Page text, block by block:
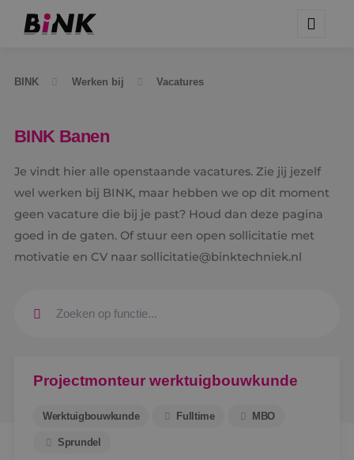
BINK Werken bij Vacatures
BINK Banen
Je vindt hier alle openstaande vacatures. Zie jij jezelf
wel werken bij BINK, maar hebben we op dit moment
geen vacature die bij je past? Houd dan deze pagina
goed in de gaten. Of stuur een open sollicitatie met
motivatie en CV naar sollicitatie@binktechniek.nl
Projectmonteur werktuigbouwkunde
Werktuigbouwkunde Fulltime MBO
Sprundel